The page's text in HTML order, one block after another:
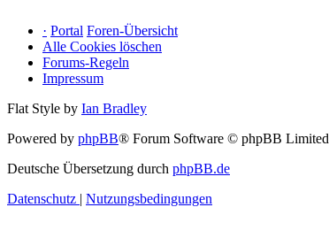
· Portal Foren-Übersicht
Alle Cookies löschen
Forums-Regeln
Impressum
Flat Style by Ian Bradley
Powered by phpBB® Forum Software © phpBB Limited
Deutsche Übersetzung durch phpBB.de
Datenschutz | Nutzungsbedingungen